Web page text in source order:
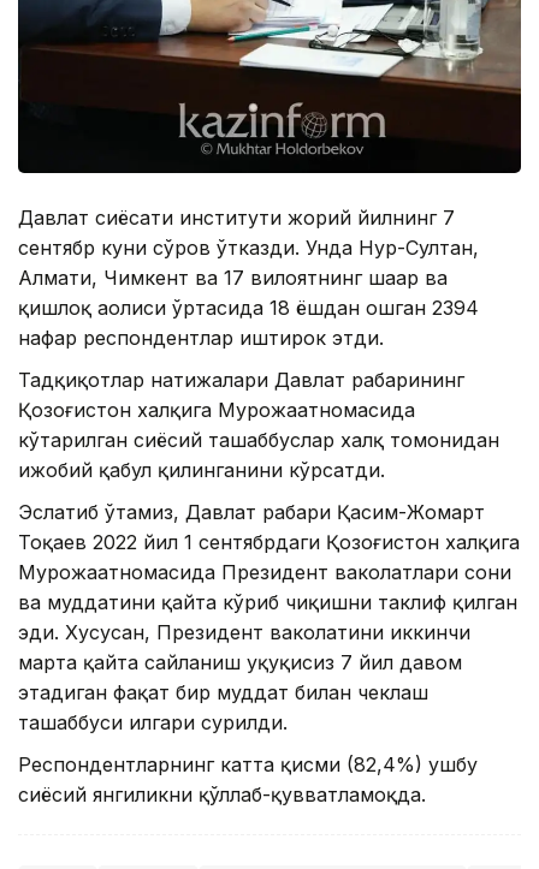
Давлат сиёсати институти жорий йилнинг 7
сентябр куни сўров ўтказди. Унда Нур-Султан,
Алмати, Чимкент ва 17 вилоятнинг шаҳар ва
қишлоқ аҳолиси ўртасида 18 ёшдан ошган 2394
нафар респондентлар иштирок этди.
Тадқиқотлар натижалари Давлат раҳбарининг
Қозоғистон халқига Мурожаатномасида
кўтарилган сиёсий ташаббуслар халқ томонидан
ижобий қабул қилинганини кўрсатди.
Эслатиб ўтамиз, Давлат раҳбари Қасим-Жомарт
Тоқаев 2022 йил 1 сентябрдаги Қозоғистон халқига
Мурожаатномасида Президент ваколатлари сони
ва муддатини қайта кўриб чиқишни таклиф қилган
эди. Хусусан, Президент ваколатини иккинчи
марта қайта сайланиш ҳуқуқисиз 7 йил давом
этадиган фақат бир муддат билан чеклаш
ташаббуси илгари сурилди.
Респондентларнинг катта қисми (82,4%) ушбу
сиёсий янгиликни қўллаб-қувватламоқда.